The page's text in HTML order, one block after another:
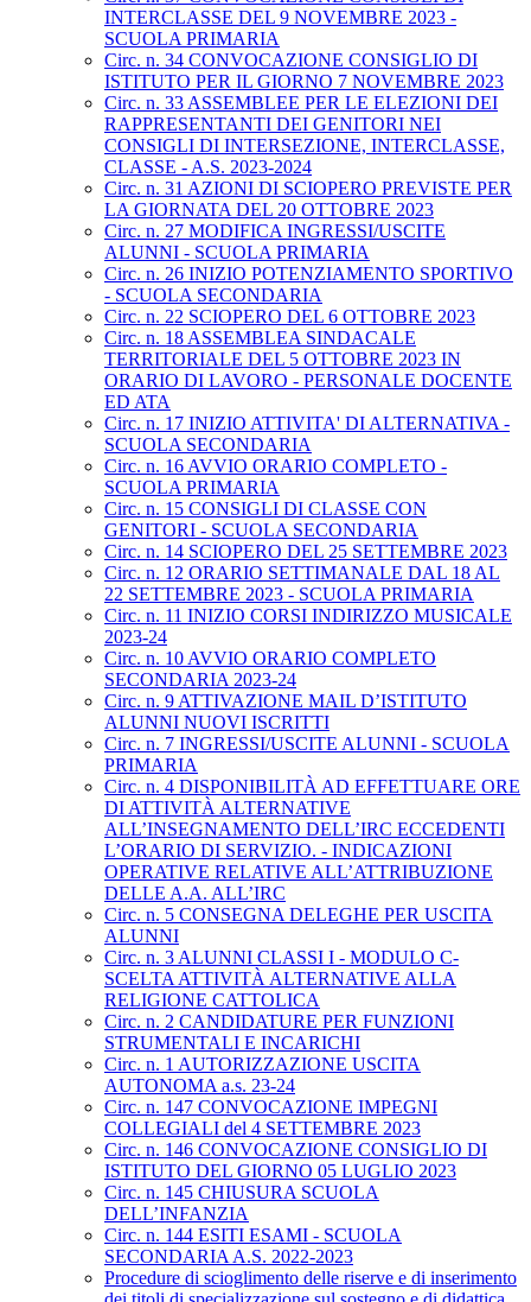
INTERCLASSE DEL 9 NOVEMBRE 2023 -
SCUOLA PRIMARIA
Circ. n. 34 CONVOCAZIONE CONSIGLIO DI
ISTITUTO PER IL GIORNO 7 NOVEMBRE 2023
Circ. n. 33 ASSEMBLEE PER LE ELEZIONI DEI
RAPPRESENTANTI DEI GENITORI NEI
CONSIGLI DI INTERSEZIONE, INTERCLASSE,
CLASSE - A.S. 2023-2024
Circ. n. 31 AZIONI DI SCIOPERO PREVISTE PER
LA GIORNATA DEL 20 OTTOBRE 2023
Circ. n. 27 MODIFICA INGRESSI/USCITE
ALUNNI - SCUOLA PRIMARIA
Circ. n. 26 INIZIO POTENZIAMENTO SPORTIVO
- SCUOLA SECONDARIA
Circ. n. 22 SCIOPERO DEL 6 OTTOBRE 2023
Circ. n. 18 ASSEMBLEA SINDACALE
TERRITORIALE DEL 5 OTTOBRE 2023 IN
ORARIO DI LAVORO - PERSONALE DOCENTE
ED ATA
Circ. n. 17 INIZIO ATTIVITA' DI ALTERNATIVA -
SCUOLA SECONDARIA
Circ. n. 16 AVVIO ORARIO COMPLETO -
SCUOLA PRIMARIA
Circ. n. 15 CONSIGLI DI CLASSE CON
GENITORI - SCUOLA SECONDARIA
Circ. n. 14 SCIOPERO DEL 25 SETTEMBRE 2023
Circ. n. 12 ORARIO SETTIMANALE DAL 18 AL
22 SETTEMBRE 2023 - SCUOLA PRIMARIA
Circ. n. 11 INIZIO CORSI INDIRIZZO MUSICALE
2023-24
Circ. n. 10 AVVIO ORARIO COMPLETO
SECONDARIA 2023-24
Circ. n. 9 ATTIVAZIONE MAIL D’ISTITUTO
ALUNNI NUOVI ISCRITTI
Circ. n. 7 INGRESSI/USCITE ALUNNI - SCUOLA
PRIMARIA
Circ. n. 4 DISPONIBILITÀ AD EFFETTUARE ORE
DI ATTIVITÀ ALTERNATIVE
ALL’INSEGNAMENTO DELL’IRC ECCEDENTI
L’ORARIO DI SERVIZIO. - INDICAZIONI
OPERATIVE RELATIVE ALL’ATTRIBUZIONE
DELLE A.A. ALL’IRC
Circ. n. 5 CONSEGNA DELEGHE PER USCITA
ALUNNI
Circ. n. 3 ALUNNI CLASSI I - MODULO C-
SCELTA ATTIVITÀ ALTERNATIVE ALLA
RELIGIONE CATTOLICA
Circ. n. 2 CANDIDATURE PER FUNZIONI
STRUMENTALI E INCARICHI
Circ. n. 1 AUTORIZZAZIONE USCITA
AUTONOMA a.s. 23-24
Circ. n. 147 CONVOCAZIONE IMPEGNI
COLLEGIALI del 4 SETTEMBRE 2023
Circ. n. 146 CONVOCAZIONE CONSIGLIO DI
ISTITUTO DEL GIORNO 05 LUGLIO 2023
Circ. n. 145 CHIUSURA SCUOLA
DELL’INFANZIA
Circ. n. 144 ESITI ESAMI - SCUOLA
SECONDARIA A.S. 2022-2023
Procedure di scioglimento delle riserve e di inserimento